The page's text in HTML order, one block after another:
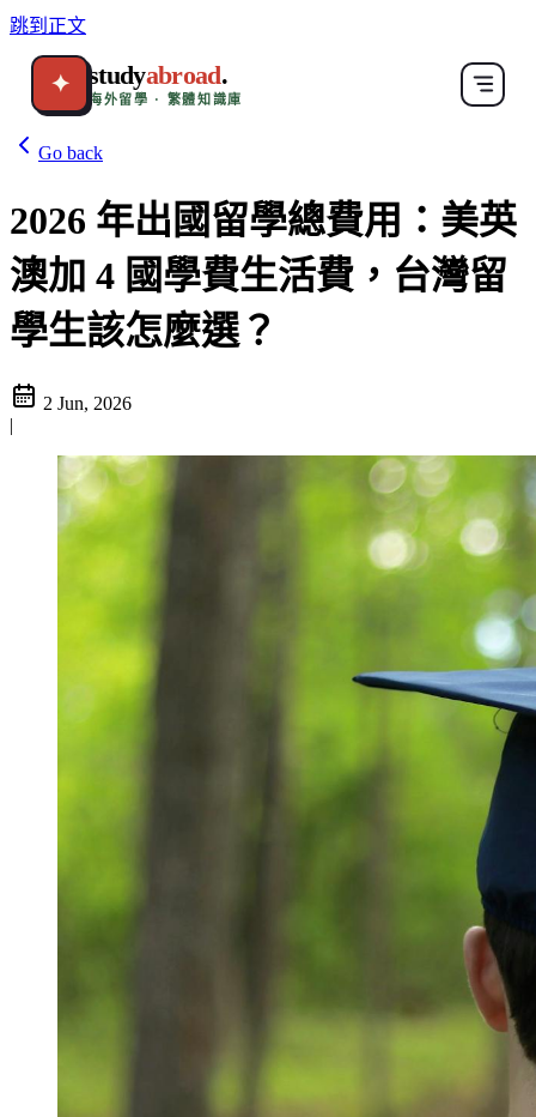
跳到正文
✦ studyabroad.
海外留學 · 繁體知識庫
Go back
2026 年出國留學總費用：美英
澳加 4 國學費生活費，台灣留
學生該怎麼選？
2 Jun, 2026
|